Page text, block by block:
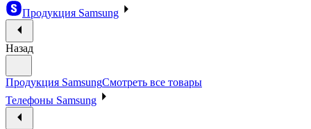
Продукция Samsung
Назад
Продукция SamsungСмотреть все товары
Телефоны Samsung